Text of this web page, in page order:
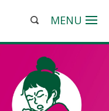
MENU